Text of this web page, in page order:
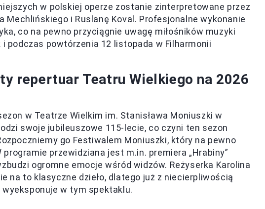
w polskiej operze zostanie zinterpretowane przez
Mechlińskiego i Ruslanę Koval. Profesjonalne wykonanie
co na pewno przyciągnie uwagę miłośników muzyki
i podczas powtórzenia 12 listopada w Filharmonii
repertuar Teatru Wielkiego na 2026
w Teatrze Wielkim im. Stanisława Moniuszki w
swoje jubileuszowe 115-lecie, co czyni ten sezon
go Festiwalem Moniuszki, który na pewno
przewidziana jest m.in. premiera „Hrabiny”
ogromne emocje wśród widzów. Reżyserka Karolina
na to klasyczne dzieło, dlatego już z niecierpliwością
w tym spektaklu.